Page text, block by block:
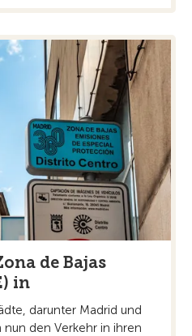
de Bajas
in
darunter Madrid und
den Verkehr in ihren